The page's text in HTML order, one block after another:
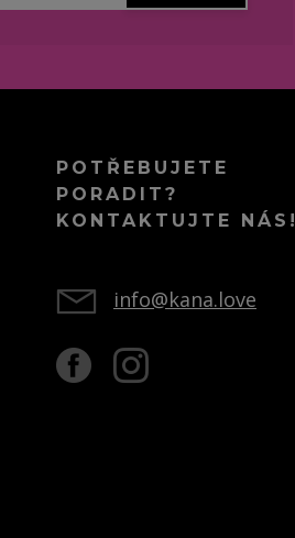
POTŘEBUJETE
PORADIT?
KONTAKTUJTE NÁS!
info@kana.love